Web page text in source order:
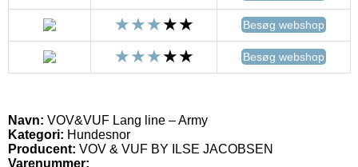
Besøg webshop
Besøg webshop
Navn: VOV&VUF Lang line – Army
Kategori: Hundesnor
Producent: VOV & VUF BY ILSE JACOBSEN
Varenummer: